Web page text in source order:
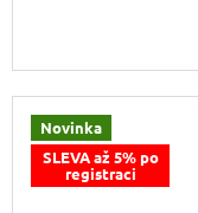
Novinka
SLEVA až 5% po
registraci